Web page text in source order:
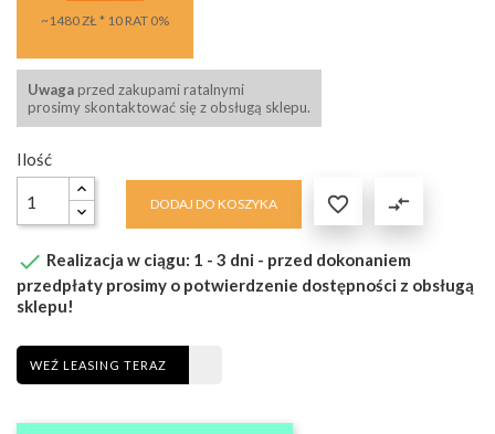
~1480 ZŁ * 10 RAT 0%
Uwaga przed zakupami ratalnymi
prosimy skontaktować się z obsługą sklepu.
Ilość
DODAJ DO KOSZYKA  compare_arrows
 Realizacja w ciągu: 1 - 3 dni - przed dokonaniem
przedpłaty prosimy o potwierdzenie dostępności z obsługą
sklepu!
WEŹ LEASING TERAZ